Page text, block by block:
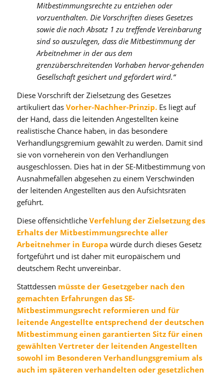
Mitbestimmungsrechte zu entziehen oder
vorzuenthalten. Die Vorschriften dieses Gesetzes
sowie die nach Absatz 1 zu treffende Vereinbarung
sind so auszulegen, dass die Mitbestimmung der
Arbeitnehmer in der aus dem
grenzüberschreitenden Vorhaben hervor-gehenden
Gesellschaft gesichert und gefördert wird.“
Diese Vorschrift der Zielsetzung des Gesetzes
artikuliert das Vorher-Nachher-Prinzip.Es liegt auf
der Hand, dass die leitenden Angestellten keine
realistische Chance haben, in das besondere
Verhandlungsgremium gewählt zu werden. Damit sind
sie von vorneherein von den Verhandlungen
ausgeschlossen. Dies hat in der SE-Mitbestimmung von
Ausnahmefällen abgesehen zu einem Verschwinden
der leitenden Angestellten aus den Aufsichtsräten
geführt.
Diese offensichtliche Verfehlung der Zielsetzung des
Erhalts der Mitbestimmungsrechte aller
Arbeitnehmer in Europa würde durch dieses Gesetz
fortgeführt und ist daher mit europäischem und
deutschem Recht unvereinbar.
Stattdessen müsste der Gesetzgeber nach den
gemachten Erfahrungen das SE-
Mitbestimmungsrecht reformieren und für
leitende Angestellte entsprechend der deutschen
Mitbestimmung einen garantierten Sitz für einen
gewählten Vertreter der leitenden Angestellten
sowohl im Besonderen Verhandlungsgremium als
auch im späteren verhandelten oder gesetzlichen